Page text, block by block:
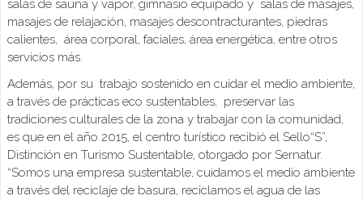
salas de sauna y vapor, gimnasio equipado y salas de masajes,
masajes de relajación, masajes descontracturantes, piedras
calientes, área corporal, faciales, área energética, entre otros
servicios más.
Además, por su trabajo sostenido en cuidar el medio ambiente,
a través de prácticas eco sustentables, preservar las
tradiciones culturales de la zona y trabajar con la comunidad,
es que en el año 2015, el centro turístico recibió el Sello“S”,
Distinción en Turismo Sustentable, otorgado por Sernatur.
“Somos una empresa sustentable, cuidamos el medio ambiente
a través del reciclaje de basura, reciclamos el agua de las